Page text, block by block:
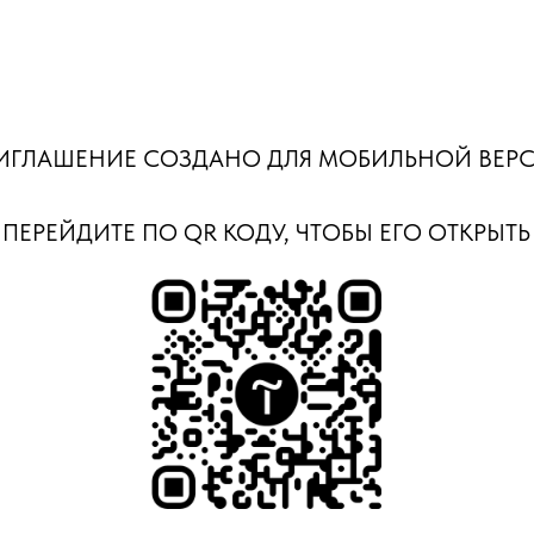
СОЗДАНО ДЛЯ МОБИЛЬНОЙ
ПЕРЕЙДИТЕ ПО QR КОДУ, ЧТОБЫ ЕГО ОТКРЫТЬ